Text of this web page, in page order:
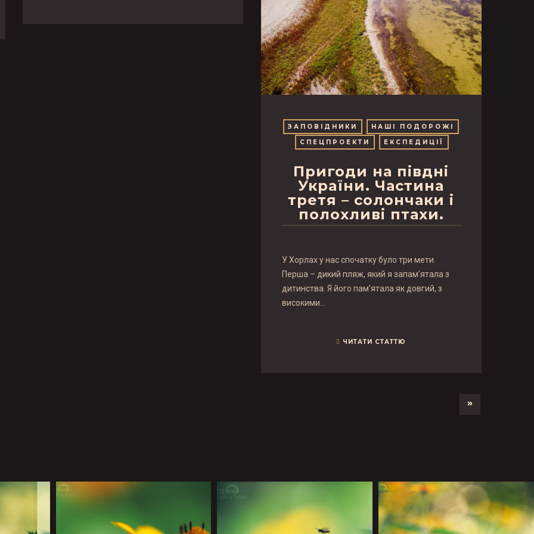
ЗАПОВІДНИКИ
НАШІ ПОДОРОЖІ
СПЕЦПРОЕКТИ
ЕКСПЕДИЦІЇ
Пригоди на півдні
України. Частина
третя – солончаки і
полохливі птахи.
У Хорлах у нас спочатку було три мети.
Перша – дикий пляж, який я запам’ятала з
дитинства. Я його пам’ятала як довгий, з
високими…
ЧИТАТИ СТАТТЮ
»